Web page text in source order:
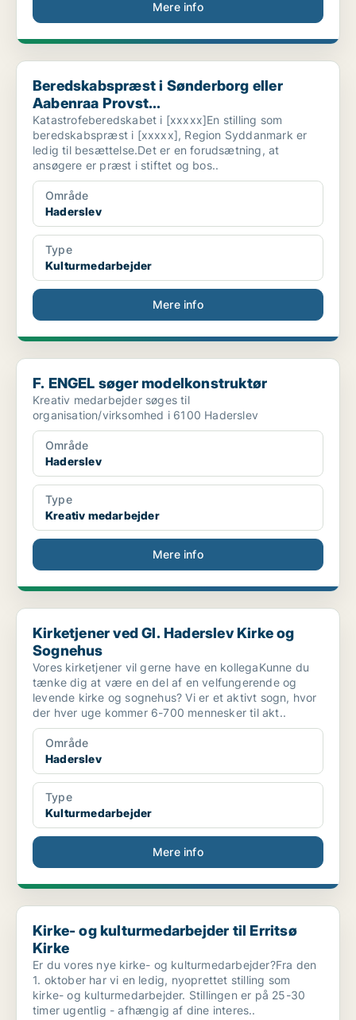
Mere info
Beredskabspræst i Sønderborg eller Aabenraa Provst...
Beredskabspræst i Sønderborg eller
Aabenraa Provst...
Katastrofeberedskabet i [xxxxx]En stilling som
beredskabspræst i [xxxxx], Region Syddanmark er
ledig til besættelse.Det er en forudsætning, at
ansøgere er præst i stiftet og bos..
Område
Haderslev
Type
Kulturmedarbejder
Mere info
F. ENGEL søger modelkonstruktør
F. ENGEL søger modelkonstruktør
Kreativ medarbejder søges til
organisation/virksomhed i 6100 Haderslev
Område
Haderslev
Type
Kreativ medarbejder
Mere info
Kirketjener ved Gl. Haderslev Kirke og Sognehus
Kirketjener ved Gl. Haderslev Kirke og
Sognehus
Vores kirketjener vil gerne have en kollegaKunne du
tænke dig at være en del af en velfungerende og
levende kirke og sognehus? Vi er et aktivt sogn, hvor
der hver uge kommer 6-700 mennesker til akt..
Område
Haderslev
Type
Kulturmedarbejder
Mere info
Kirke- og kulturmedarbejder til Erritsø Kirke
Kirke- og kulturmedarbejder til Erritsø
Kirke
Er du vores nye kirke- og kulturmedarbejder?Fra den
1. oktober har vi en ledig, nyoprettet stilling som
kirke- og kulturmedarbejder. Stillingen er på 25-30
timer ugentlig - afhængig af dine interes..